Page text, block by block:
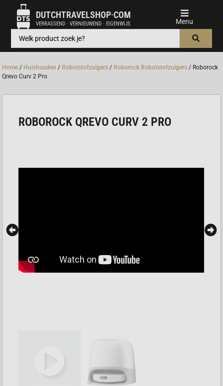
DUTCHTRAVELSHOP·COM
VERRASSEND · VERNIEUWEND · EIGENWIJS
Home / Huishouden / Robotstofzuigers / Roborock Robotstofzuigers / Roborock
Qrevo Curv 2 Pro
ROBOROCK QREVO CURV 2 PRO